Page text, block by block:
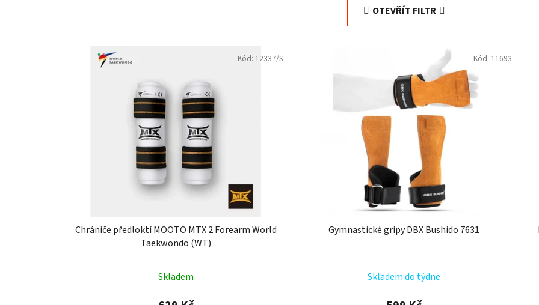
OTEVŘÍT FILTR
Chrániče předloktí MOOTO MTX 2 Forearm World
Taekwondo (WT)
Skladem
Kód: 12337/S
Gymnastické gripy DBX Bushido 7631
Skladem do týdne
Kód: 11693